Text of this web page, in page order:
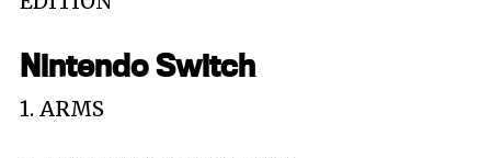
Nintendo Switch
1. ARMS